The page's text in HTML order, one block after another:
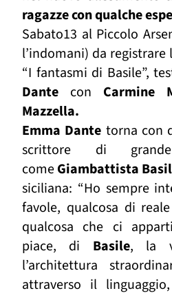
ragazze con qualche
Sabato13 al Piccolo
l’indomani) da
“I fantasmi di Basile”,
Dante con Carmine
Mazzella.
Emma Dante torna con
scrittore di grande
comeGiambattista
siciliana: “Ho sempre
favole, qualcosa di
qualcosa che ci
piace, di Basile, la
l’architettura
attraverso il